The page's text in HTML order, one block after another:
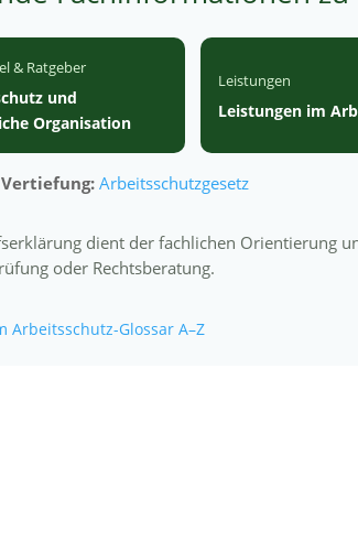
& Ratgeber
und
Organisation
Leistungen
Leistungen im
Arbeitsschutzgesetz
dient der fachlichen Orientierung
oder Rechtsberatung.
Arbeitsschutz-Glossar A–Z